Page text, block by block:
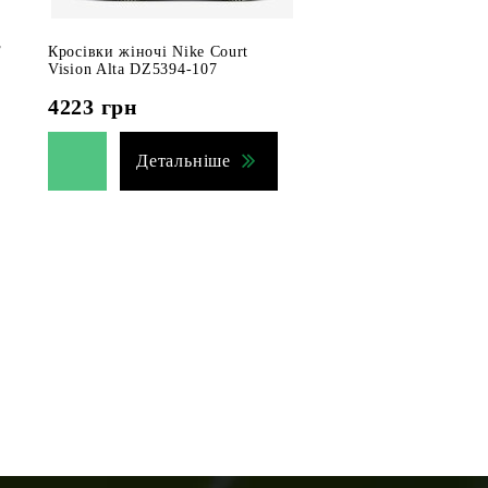
Кросівки жіночі Nike Court
Vision Alta DZ5394-107
4223 грн
Детальніше